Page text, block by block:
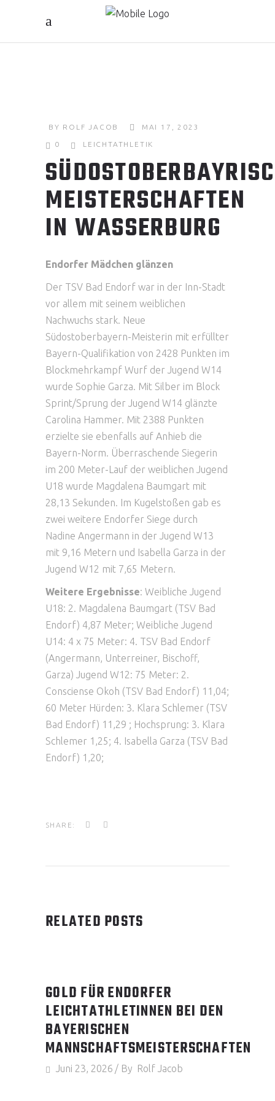
BY ROLF JACOB MAI 17, 2023
0 LEICHTATHLETIK
MEISTERSCHAFTEN
IN WASSERBURG
Endorfer Mädchen glänzen
Der TSV Bad Endorf war in der Inn-Stadt
vor allem mit seinem weiblichen
Nachwuchs stark. Neue
Südostoberbayern-Meisterin mit erfüllter
Bayern-Qualifikation von 2428 Punkten im
Blockmehrkampf Wurf der Jugend W14
wurde Sophie Garza. Mit Silber im Block
Sprint/Sprung der Jugend W14 glänzte
Carolina Hammer. Mit 2388 Punkten
erzielte sie ebenfalls auf Anhieb die
Bayern-Norm. Überraschende Siegerin
im 200 Meter-Lauf der weiblichen Jugend
U18 wurde Magdalena Baumgart mit
28,13 Sekunden. Im Kugelstoßen gab es
zwei weitere Endorfer Siege durch
Nadine Angermann in der Jugend W13
mit 9,16 Metern und Isabella Garza in der
Jugend W12 mit 7,65 Metern.
Weitere Ergebnisse: Weibliche Jugend
U18: 2. Magdalena Baumgart (TSV Bad
Endorf) 4,87 Meter; Weibliche Jugend
U14: 4 x 75 Meter: 4. TSV Bad Endorf
(Angermann, Unterreiner, Bischoff,
Garza) Jugend W12: 75 Meter: 2.
Consciense Okoh (TSV Bad Endorf) 11,04;
60 Meter Hürden: 3. Klara Schlemer (TSV
Bad Endorf) 11,29 ; Hochsprung: 3. Klara
Schlemer 1,25; 4. Isabella Garza (TSV Bad
Endorf) 1,20;
SHARE:
RELATED POSTS
GOLD FÜR ENDORFER
LEICHTATHLETINNEN BEI DEN
BAYERISCHEN
MANNSCHAFTSMEISTERSCHAFTEN
Juni 23, 2026 By Rolf Jacob